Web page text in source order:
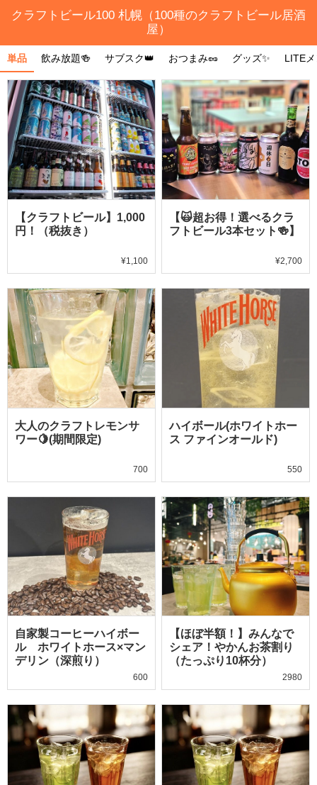
クラフトビール100 札幌（100種のクラフトビール居酒
屋）
単品 飲み放題🍻 サブスク👑 おつまみ🥜 グッズ✨ LITE
【クラフトビール】1,000
円！（税抜き）
¥1,100
【🙀超お得！選べるクラ
フトビール3本セット🍻】
¥2,700
大人のクラフトレモンサ
ワー🍋(期間限定)
700
ハイボール(ホワイトホー
ス ファインオールド)
550
自家製コーヒーハイボー
ル ホワイトホース×マン
デリン（深煎り）
600
【ほぼ半額！】みんなで
シェア！やかんお茶割り
（たっぷり10杯分）
2980